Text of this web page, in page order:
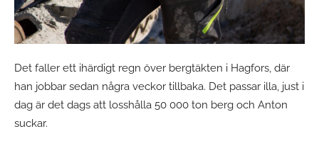
Det faller ett ihärdigt regn över bergtäkten i Hagfors, där
han jobbar sedan några veckor tillbaka. Det passar illa, just i
dag är det dags att losshålla 50 000 ton berg och Anton
suckar.